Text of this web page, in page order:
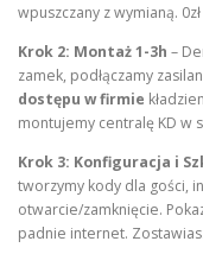
wpuszczany z wymianą.
Krok 2: Montaż 1-3h –
zamek, podłączamy
dostępu w firmie
montujemy centralę KD w
Krok 3: Konfiguracja i
tworzymy kody dla gości,
otwarcie/zamknięcie.
padnie internet.